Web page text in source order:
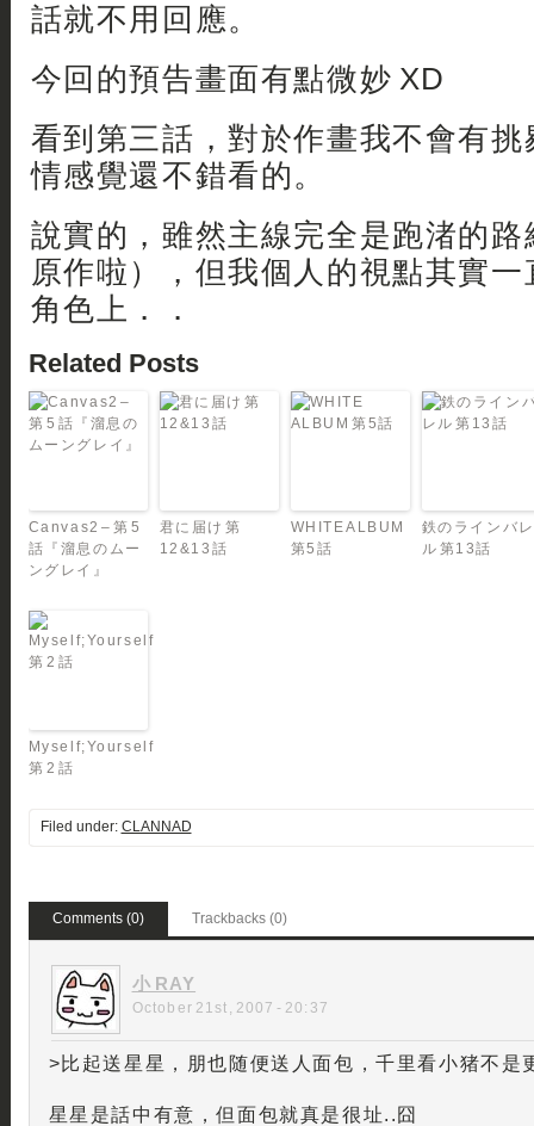
話就不用回應。
今回的預告畫面有點微妙 XD
看到第三話，對於作畫我不會有
情感覺還不錯看的。
說實的，雖然主線完全是跑渚的
原作啦），但我個人的視點其實
角色上．．
Related Posts
Canvas2 – 第 5
話『溜息のムー
ングレイ』
君に届け 第
12&13話
WHITE ALBUM
第5話
鉄のラインバレ
ル 第13話
Myself;Yourself
第 2 話
Filed under: CLANNAD
Comments (0) Trackbacks (0)
小 RAY
October 21st, 2007 - 20:37
>比起送星星，朋也随便送人面包，千里看小猪不是
星星是話中有意，但面包就真是很址..囧